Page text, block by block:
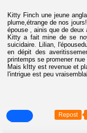
Kitty Finch une jeune
plume,étrange de nos
épouse , ainis que de
Kitty a fait mine de se
suicidaire. Lilian,
en dépit des
printemps se promener
Mais kItty est revenue et
l'intrigue est peu
Repost